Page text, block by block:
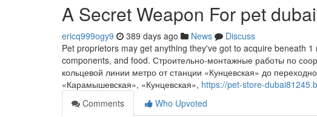
A Secret Weapon For pet dubai
ericq999ogy9 389 days ago News
Discuss
Pet proprietors may get anything they've got to acquire beneath
components, and food. Строительно-монтажные работы по
кольцевой линии метро от станции «Кунцевская» до
«Карамышевская», «Кунцевская», https://pet-store-
Comments
Who Upvoted